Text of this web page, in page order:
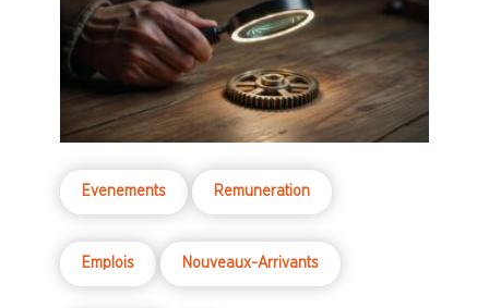
Evenements Remuneration
Emplois Nouveaux-Arrivants